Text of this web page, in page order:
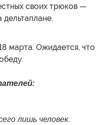
своих трюков —
дельтаплане.
марта. Ожидается, что
лишь человек.